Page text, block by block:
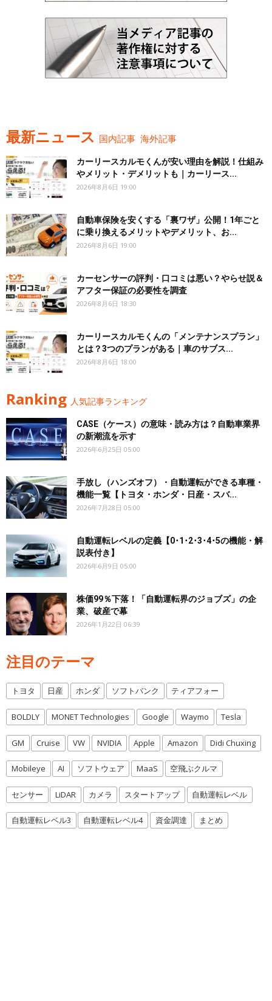
最新ニュース 国内記事 海外記事
カーリースカルモくんが安い理由を解説！仕組み
やメリット・デメリットも｜カーリース...
2026年8月6日 19:00
自動車保険を安くする「裏ワザ」公開！1年ごと
に乗り換えるメリットやデメリット、お...
2026年8月6日 19:00
カーセンサーの評判・口コミは悪い？やらせ説＆
アフター保証の必要性を調査
2026年8月6日 18:30
カーリースカルモくんの「メンテナンスプラン」
とは？3つのプランがある｜車のサブス...
2026年8月6日 18:00
Ranking 人気記事ランキング
CASE（ケース）の意味・読み方は？自動車業界
の新潮流を示す
2026年6月25日 05:00
手放し（ハンズオフ）・自動運転ができる車種・
機能一覧【トヨタ・ホンダ・日産・スバ...
2026年7月28日 05:00
自動運転レベルの定義【0･1･2･3･4･5の機能・解
説表付き】
2026年6月9日 05:00
株価99％下落！「自動運転界のジョブズ」の企
業、破産で幕
2026年1月22日 06:39
注目のテーマ
トヨタ 日産 ホンダ ソフトバンク ティアフォー
BOLDLY MONET Technologies Google Waymo Tesla
GM Cruise VW NVIDIA Apple Amazon Didi Chuxing
Mobileye AI ソフトウェア MaaS 空飛ぶクルマ
センサー LiDAR カメラ スタートアップ 自動運転レベル
自動運転レベル3 自動運転レベル4 資金調達 まとめ